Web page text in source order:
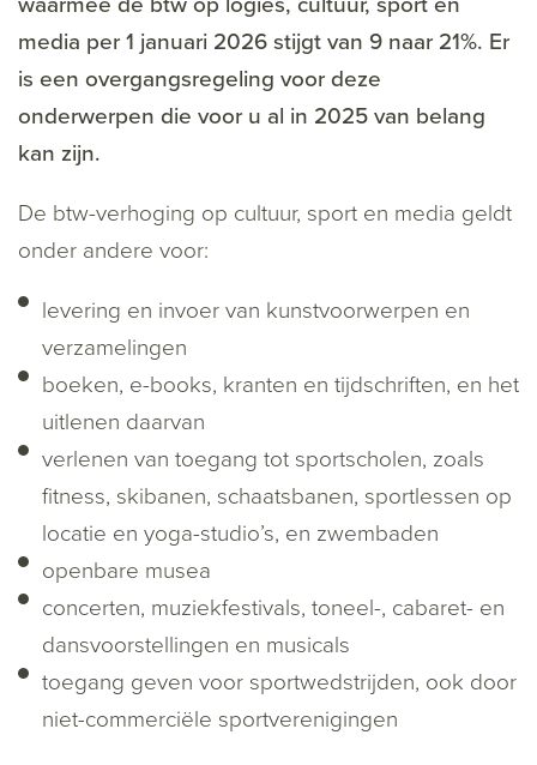
waarmee de btw op logies, cultuur, sport en
media per 1 januari 2026 stijgt van 9 naar 21%. Er
is een overgangsregeling voor deze
onderwerpen die voor u al in 2025 van belang
kan zijn.
De btw-verhoging op cultuur, sport en media geldt
onder andere voor:
levering en invoer van kunstvoorwerpen en
verzamelingen
boeken, e-books, kranten en tijdschriften, en het
uitlenen daarvan
verlenen van toegang tot sportscholen, zoals
fitness, skibanen, schaatsbanen, sportlessen op
locatie en yoga-studio’s, en zwembaden
openbare musea
concerten, muziekfestivals, toneel-, cabaret- en
dansvoorstellingen en musicals
toegang geven voor sportwedstrijden, ook door
niet-commerciële sportverenigingen